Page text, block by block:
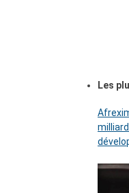
Les